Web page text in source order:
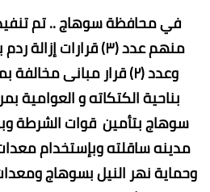
بناحية الكتكاته و العوامية
سوهاج بتأمين قوات الشرطة
مدينه ساقلته وبإستخدام معدات
وحماية نهر النيل بسوهاج